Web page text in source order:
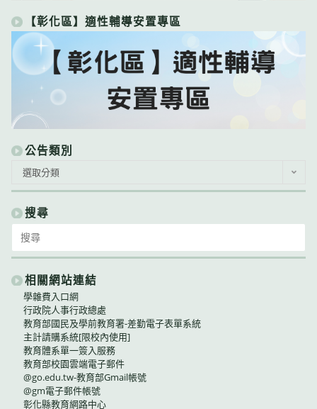
【彰化區】適性輔導安置專區
公告類別
類
別
選取分類
搜尋
for:
相關網站連結
學雜費入口網
行政院人事行政總處
教育部國民及學前教育署-差勤電子表單系統
主計請購系統[限校內使用]
教育體系單一簽入服務
教育部校園雲端電子郵件
@go.edu.tw-教育部Gmail帳號
@gm電子郵件帳號
彰化縣教育網路中心